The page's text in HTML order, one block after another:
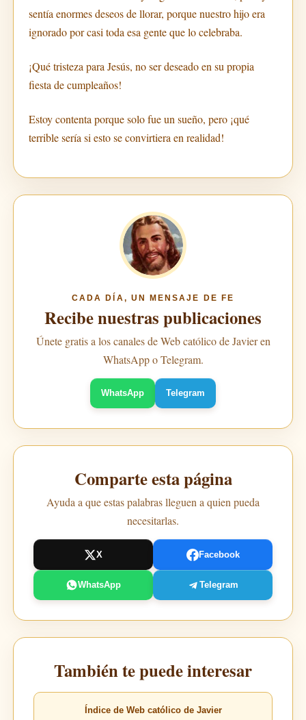
sentía enormes deseos de llorar, porque nuestro hijo era
ignorado por casi toda esa gente que lo celebraba.
¡Qué tristeza para Jesús, no ser deseado en su propia
fiesta de cumpleaños!
Estoy contenta porque solo fue un sueño, pero ¡qué
terrible sería si esto se convirtiera en realidad!
CADA DÍA, UN MENSAJE DE FE
Recibe nuestras publicaciones
Únete gratis a los canales de Web católico de Javier en
WhatsApp o Telegram.
WhatsApp Telegram
Comparte esta página
Ayuda a que estas palabras lleguen a quien pueda
necesitarlas.
X Facebook
WhatsApp Telegram
También te puede interesar
Índice de Web católico de Javier